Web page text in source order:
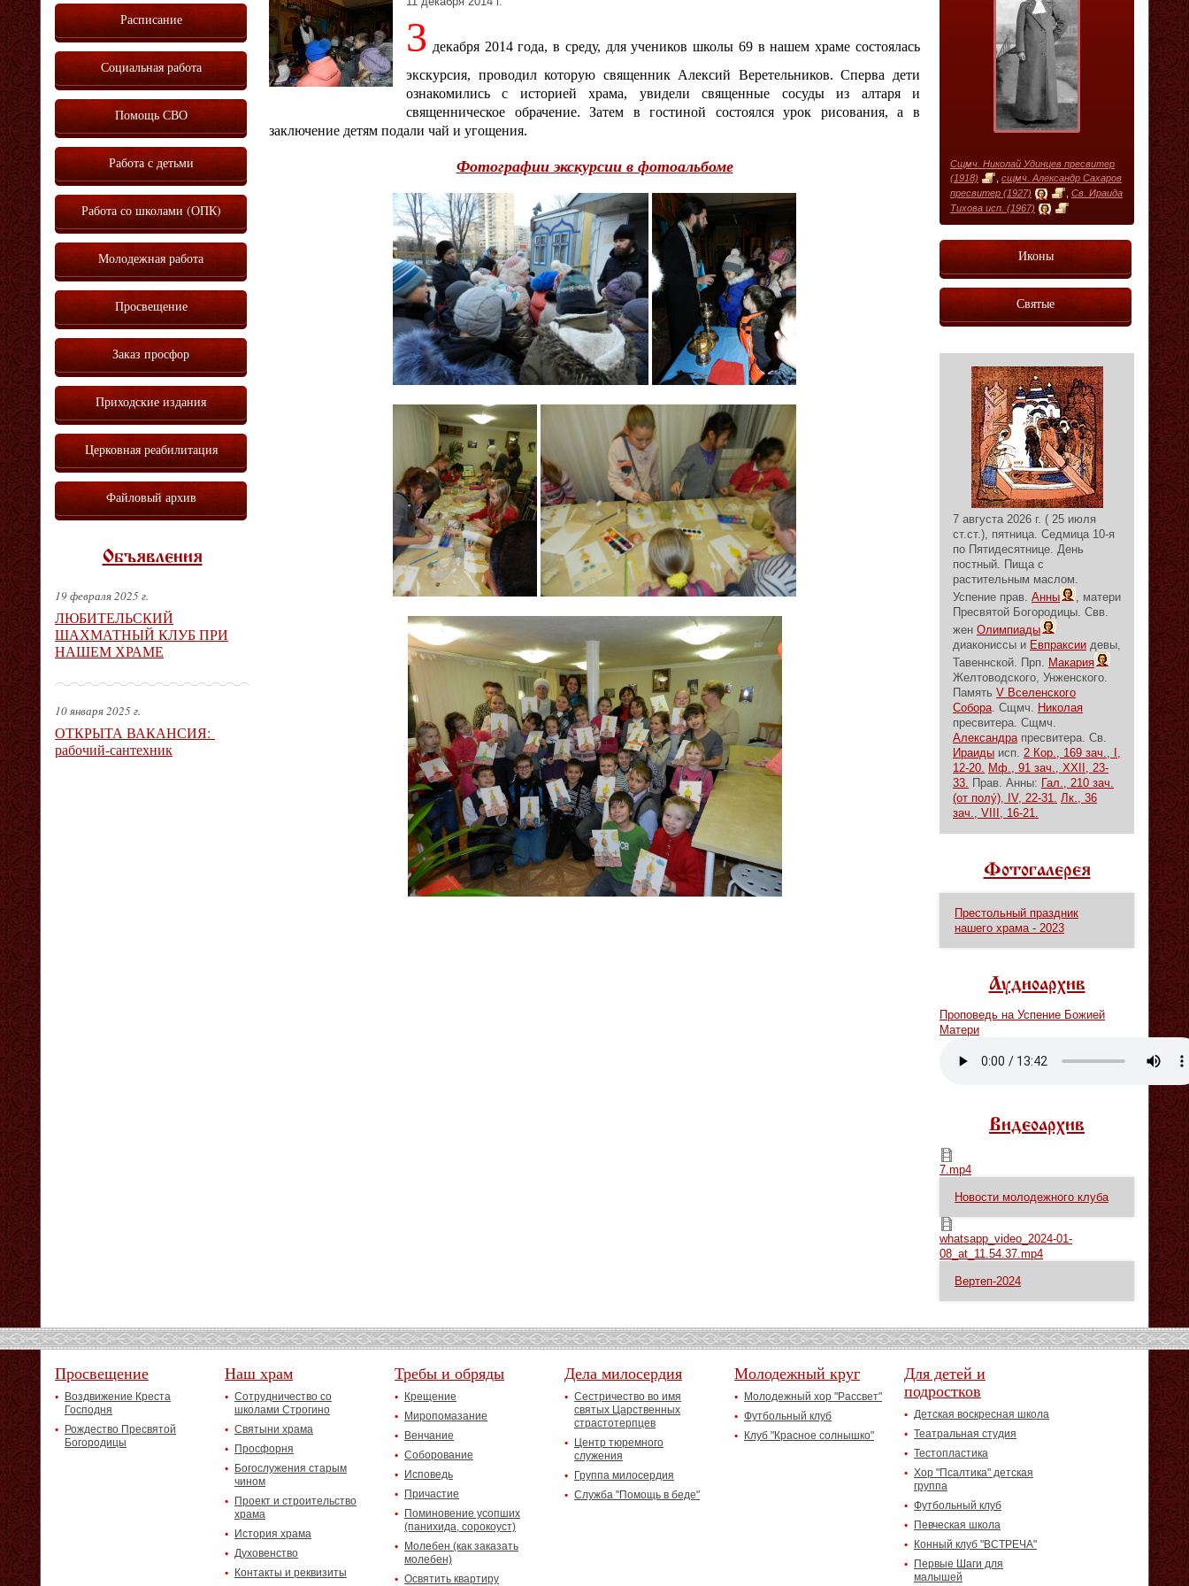
3 декабря 2014 года, в среду, для учеников школы 69 в нашем храме состоялась
экскурсия, проводил которую священник Алексий Веретельников. Сперва дети
ознакомились с историей храма, увидели священные сосуды из алтаря и
священническое обрачение. Затем в гостиной состоялся урок рисования, а в
заключение детям подали чай и угощения.
Фотографии экскурсии в фотоальбоме
Расписание
Социальная работа
Помощь СВО
Работа с детьми
Работа со школами (ОПК)
Молодежная работа
Просвещение
Заказ просфор
Приходские издания
Церковная реабилитация
Файловый архив
Объявления
19 февраля 2025 г.
ЛЮБИТЕЛЬСКИЙ
ШАХМАТНЫЙ КЛУБ ПРИ
НАШЕМ ХРАМЕ
10 января 2025 г.
ОТКРЫТА ВАКАНСИЯ:
рабочий-сантехник
Сщмч. Николай Удинцев пресвитер
(1918)
сщмч. Александр Сахаров
пресвитер (1927)
Св. Ираида
Тихова исп. (1967)
Иконы
Святые
7 августа 2026 г. ( 25 июля
ст.ст.), пятница. Седмица 10-я
по Пятидесятнице. День
постный. Пища с
растительным маслом.
Успение прав. Анны
, матери
Пресвятой Богородицы. Свв.
жен Олимпиады
диакониссы и Евпраксии девы,
Тавеннской. Прп. Макария
Желтоводского, Унженского.
Память V Вселенского
Собора. Сщмч. Николая
пресвитера. Сщмч.
Александрапресвитера. Св.
Ираиды исп. 2 Кор., 169 зач., I,
12-20. Мф., 91 зач., XXII, 23-
33. Прав. Анны: Гал., 210 зач.
(от полу́), IV, 22-31. Лк., 36
зач., VIII, 16-21.
Фотогалерея
Престольный праздник
нашего храма - 2023
Аудиоархив
Проповедь на Успение Божией
Матери
Видеоархив
7.mp4
7.mp4
Новости молодежного клуба
whatsapp_video_2024-01-08_at_11.54.37.mp4
whatsapp_video_2024-01-
08_at_11.54.37.mp4
Вертеп-2024
Просвещение
Воздвижение Креста
Господня
Рождество Пресвятой
Богородицы
Наш храм
Сотрудничество со
школами Строгино
Святыни храма
Просфорня
Богослужения старым
чином
Проект и строительство
храма
История храма
Духовенство
Контакты и реквизиты
Требы и обряды
Крещение
Миропомазание
Венчание
Соборование
Исповедь
Причастие
Поминовение усопших
(панихида, сорокоуст)
Молебен (как заказать
молебен)
Освятить квартиру
Дела милосердия
Сестричество во имя
святых Царственных
страстотерпцев
Центр тюремного
служения
Группа милосердия
Служба "Помощь в беде"
Молодежный круг
Молодежный хор "Рассвет"
Футбольный клуб
Клуб "Красное солнышко"
Для детей и
подростков
Детская воскресная школа
Театральная студия
Тестопластика
Хор "Псалтика" детская
группа
Футбольный клуб
Певческая школа
Конный клуб "ВСТРЕЧА"
Первые Шаги для
малышей